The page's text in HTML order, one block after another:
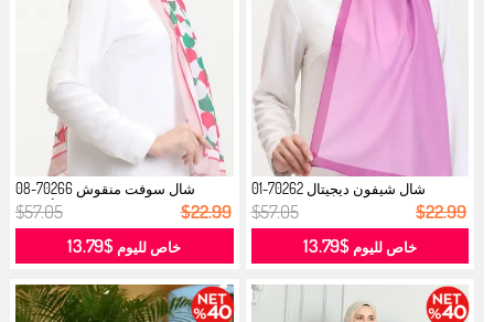
شال شيفون ديجيتال 70262-01
فوشي...
$57.05 $22.99
خاص لليوم$13.79
شال سوفت منقوش 70266-08
فوشي أخضر...
$57.05 $22.99
خاص لليوم $13.79